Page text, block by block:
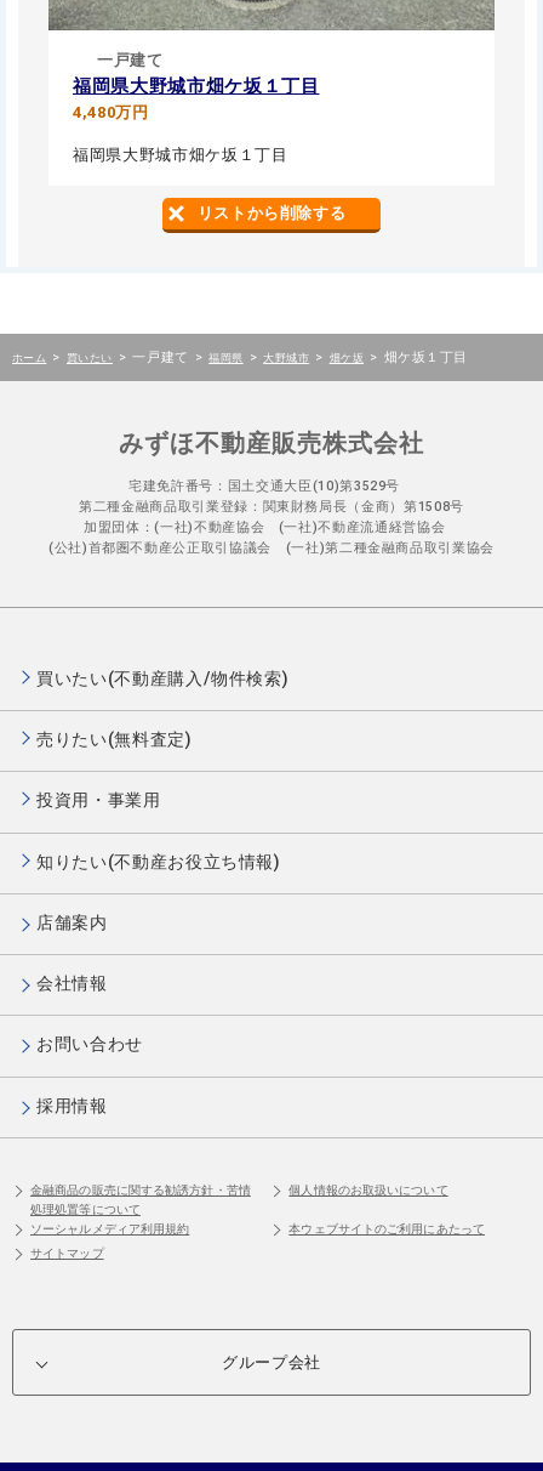
一戸建て
福岡県大野城市畑ケ坂１丁目
4,480万円
福岡県大野城市畑ケ坂１丁目
リストから削除する
ホーム > 買いたい > 一戸建て > 福岡県 > 大野城市 > 畑ケ坂 > 畑ケ坂１丁目
みずほ不動産販売株式会社
宅建免許番号：国土交通大臣(10)第3529号
第二種金融商品取引業登録：関東財務局長（金商）第1508号
加盟団体：(一社)不動産協会 (一社)不動産流通経営協会
(公社)首都圏不動産公正取引協議会 (一社)第二種金融商品取引業協会
買いたい(不動産購入/物件検索)
売りたい(無料査定)
投資用・事業用
知りたい(不動産お役立ち情報)
店舗案内
会社情報
お問い合わせ
採用情報
金融商品の販売に関する勧誘方針・苦情
処理処置等について
個人情報のお取扱いについて
ソーシャルメディア利用規約
本ウェブサイトのご利用にあたって
サイトマップ
グループ会社